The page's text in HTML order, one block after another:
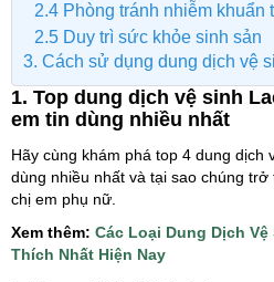
2.4 Phòng tránh nhiễm khuẩn
2.5 Duy trì sức khỏe sinh sản
3. Cách sử dụng dung dịch vệ
1. Top dung dịch vệ sinh
em tin dùng nhiều nhất
Hãy cùng khám phá top 4 dung dịch
dùng nhiều nhất và tại sao chúng
chị em phụ nữ.
Xem thêm: Các Loại Dung Dịch
Thích Nhất Hiện Nay